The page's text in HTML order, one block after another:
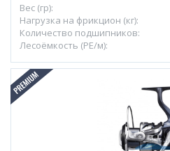
Вес (гр):
Нагрузка на фрикцион (кг):
Количество подшипников:
Лесоёмкость (РЕ/м):